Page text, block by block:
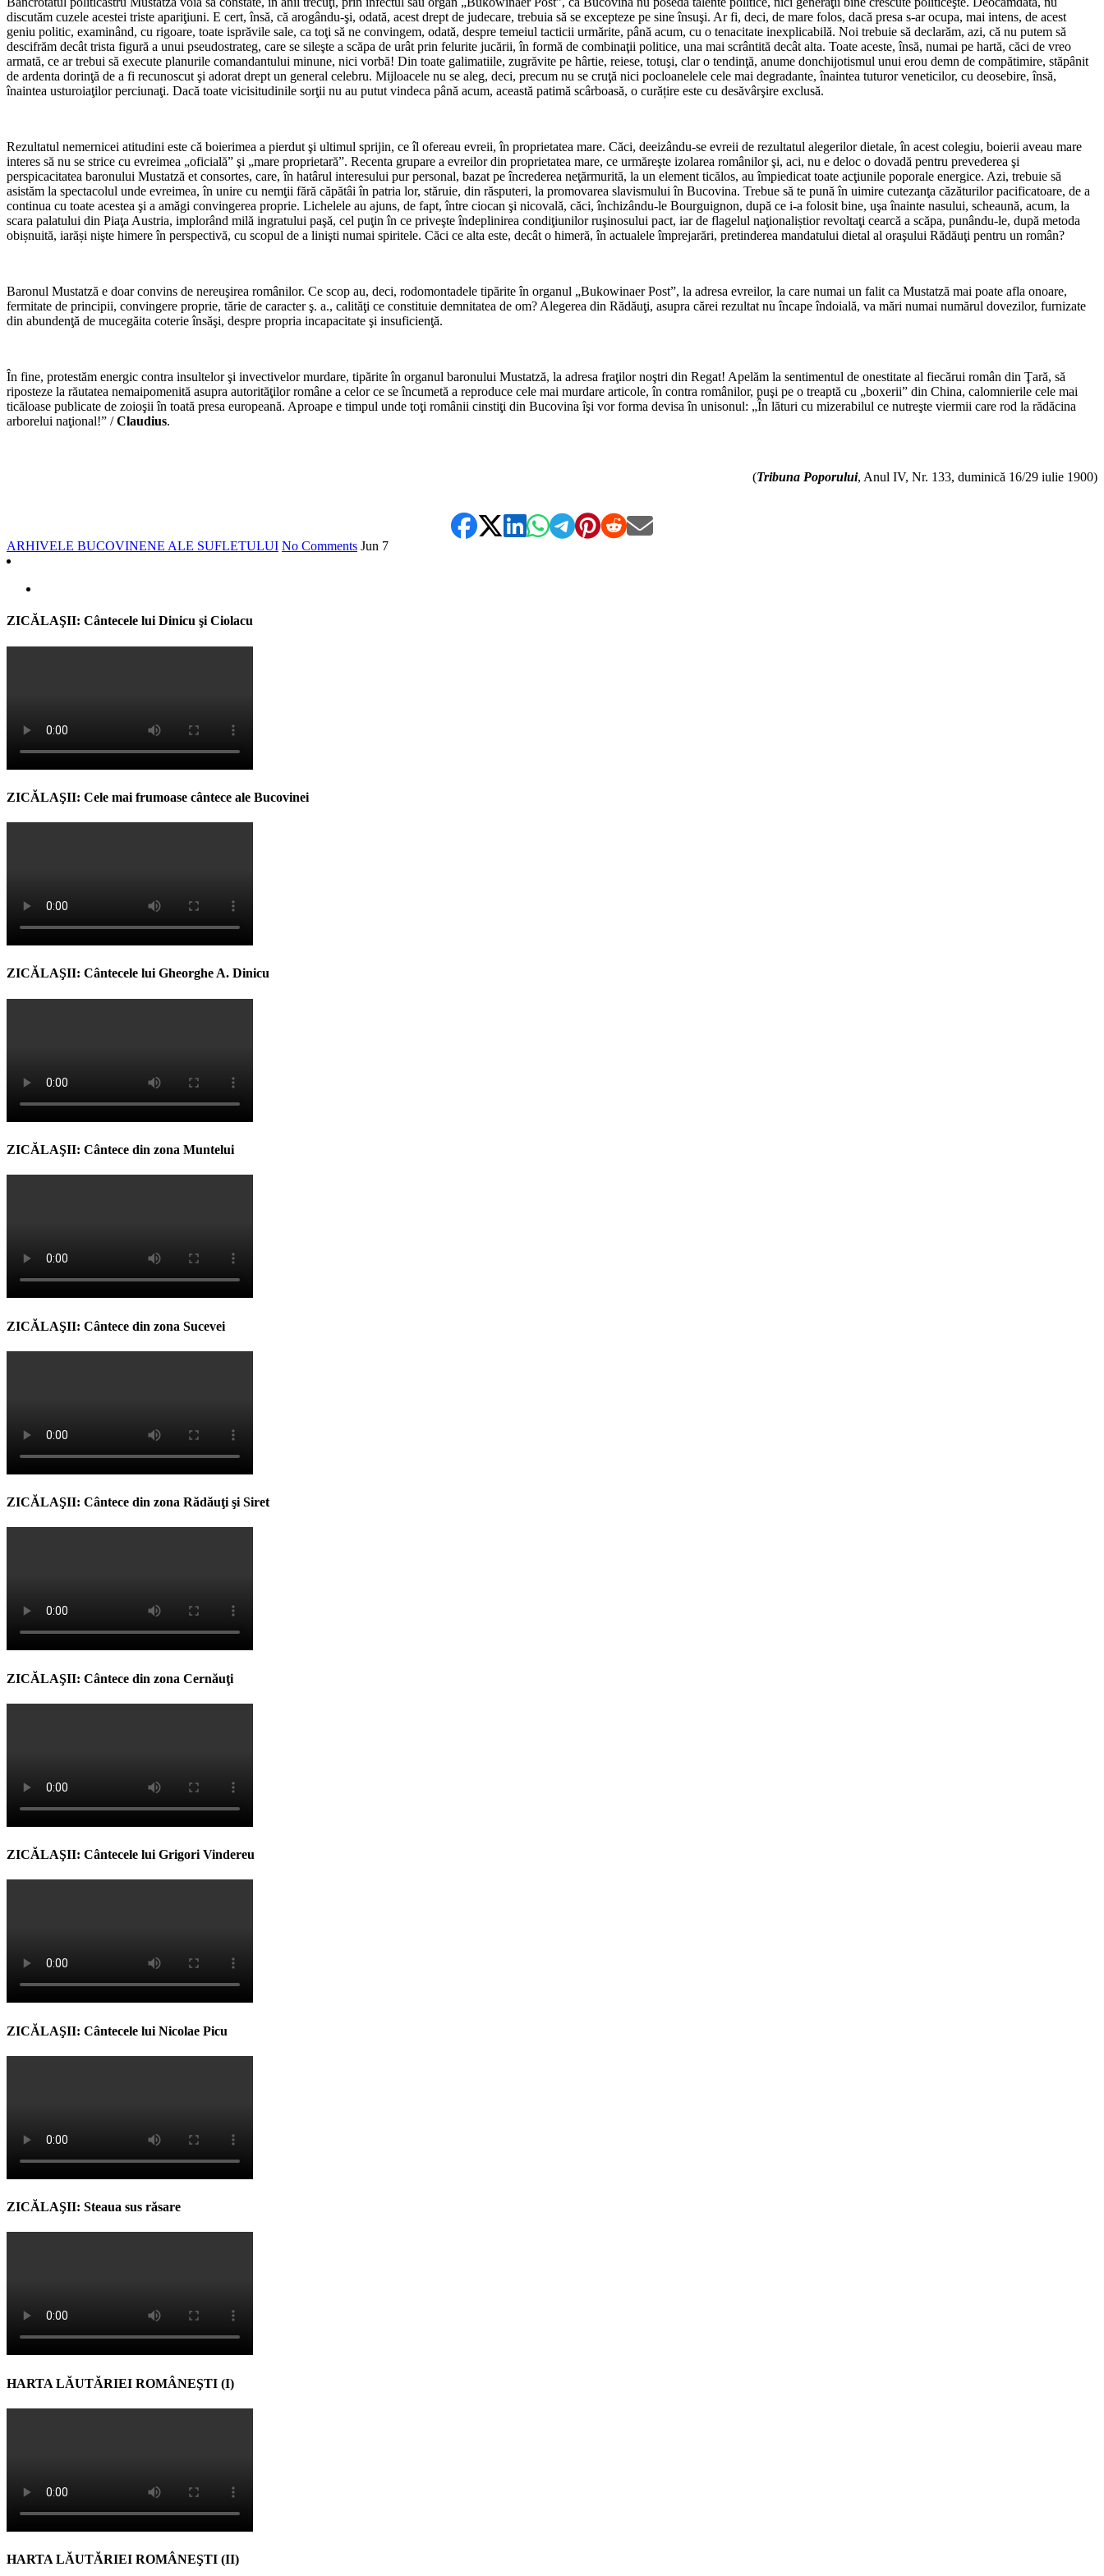
discutăm cuzele acestei triste apariţiuni. E cert, însă, că arogându-şi, odată, acest drept de judecare, trebuia să se excepteze pe sine însuşi. Ar fi, deci, de mare folos, dacă presa s-ar ocupa, mai intens, de acest
geniu politic, examinând, cu rigoare, toate isprăvile sale, ca toţi să ne convingem, odată, despre temeiul tacticii urmărite, până acum, cu o tenacitate inexplicabilă. Noi trebuie să declarăm, azi, că nu putem să
descifrăm decât trista figură a unui pseudostrateg, care se sileşte a scăpa de urât prin felurite jucării, în formă de combinaţii politice, una mai scrântită decât alta. Toate aceste, însă, numai pe hartă, căci de vreo
armată, ce ar trebui să execute planurile comandantului minune, nici vorbă! Din toate galimatiile, zugrăvite pe hârtie, reiese, totuşi, clar o tendinţă, anume donchijotismul unui erou demn de compătimire, stă­pânit
de ardenta dorinţă de a fi recunoscut şi adorat drept un general celebru. Mijloacele nu se aleg, deci, precum nu se cruţă nici pocloanelele cele mai degradante, înaintea tuturor veneticilor, cu deosebire, însă,
înaintea usturoiaţilor perciunaţi. Dacă toate vicisitudinile sorţii nu au putut vindeca până acum, această patimă scârboasă, o curățire este cu desăvârşire exclusă.
Rezultatul nemernicei atitudini este că boierimea a pierdut şi ultimul sprijin, ce îl ofereau evreii, în proprietatea mare. Căci, deeizându-se evreii de rezultatul alegerilor dietale, în acest colegiu, boierii aveau mare
interes să nu se strice cu evreimea „oficială” şi „mare proprietară”. Recenta grupare a evreilor din proprietatea mare, ce urmăreşte izolarea românilor şi, aci, nu e deloc o dovadă pentru prevederea şi
perspicacitatea baronului Mustatză et consortes, care, în hatârul interesului pur personal, bazat pe încrederea neţărmurită, la un element ticălos, au împiedicat toate acţiunile poporale energice. Azi, trebuie să
asistăm la spectacolul unde evreimea, în unire cu nemţii fără căpătâi în patria lor, stăruie, din răsputeri, la promovarea slavismului în Bucovina. Trebue să te pună în uimire cutezanţa căzăturilor pacificatoare, de a
continua cu toate acestea şi a amăgi convingerea proprie. Lichelele au ajuns, de fapt, între ciocan şi nicovală, căci, închizându-le Bourguignon, după сe i-a folosit bine, uşa înainte nasului, scheaună, acum, la
scara palatului din Piaţa Austria, implorând milă ingratului paşă, cel puţin în ce priveşte îndeplinirea condiţiunilor ruşinosului pact, iar de flagelul naţionaliștior revoltaţi cearcă a scăpa, punându-le, după metoda
obișnuită, iarăși nişte himere în perspectivă, cu scopul de a linişti numai spiritele. Căci ce alta este, decât o himeră, în actualele împrejarări, pretinderea mandatului dietal al oraşului Rădăuţi pentru un român?
Baronul Mustatză e doar convins de nereuşirea românilor. Ce sсор au, deci, rodomontadele tipărite în organul „Bukowinaer Post”, la adresa evreilor, la care numai un falit ca Mustatză mai poate afla onoare,
fermitate de principii, convingere proprie, tărie de caracter ş. a., calităţi ce constituie demnitatea de om? Alegerea din Rădăuţi, asupra cărei rezultat nu încape îndoială, va mări numai numărul dovezilor, furnizate
din abundenţă de mucegăita coterie însăşi, despre propria incapacitate şi insuficienţă.
În fine, protestăm energic contra insultelor şi invectivelor murdare, tipărite în organul baronului Mustatză, la adresa fraţilor noştri din Regat! Apelăm la sentimentul de onestitate al fiecărui român din Ţară, să
riposteze la răutatea nemaipomenită asupra autorităţilor române a celor ce se încumetă a reproduce cele mai murdare articole, în contra românilor, puşi pe o treaptă cu „boxerii” din China, calomnierile cele mai
ticăloase publicate de zoioşii în toată presa europeană. Aproape e timpul unde toţi românii cinstiţi din Bucovina îşi vor forma devisa în unisonul: „În lături cu mizerabilul ce nutreşte viermii care rod la rădăcina
arborelui naţional!” /Claudius.
(Tribuna Poporului, Anul IV, Nr. 133, duminică 16/29 iulie 1900)
ARHIVELE BUCOVINENE ALE SUFLETULUI No Comments Jun 7
ZICĂLAŞII: Cântecele lui Dinicu şi Ciolacu
ZICĂLAŞII: Cele mai frumoase cântece ale Bucovinei
ZICĂLAŞII: Cântecele lui Gheorghe A. Dinicu
ZICĂLAŞII: Cântece din zona Muntelui
ZICĂLAŞII: Cântece din zona Sucevei
ZICĂLAŞII: Cântece din zona Rădăuţi şi Siret
ZICĂLAŞII: Cântece din zona Cernăuţi
ZICĂLAŞII: Cântecele lui Grigori Vindereu
ZICĂLAŞII: Cântecele lui Nicolae Picu
ZICĂLAŞII: Steaua sus răsare
HARTA LĂUTĂRIEI ROMÂNEŞTI (I)
HARTA LĂUTĂRIEI ROMÂNEŞTI (II)